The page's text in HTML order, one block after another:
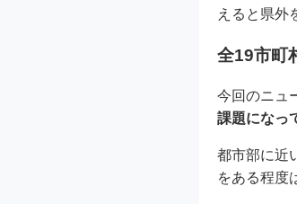
えると県外
全19市町
今回のニュ
課題になっ
都市部に近
をある程度